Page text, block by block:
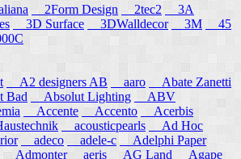
2Form Design 2tec2
3A
3D Surface 3DWalldecor 3M
45
A2 designers AB aaro
Abate Zanetti
Bad
Absolut Lighting
ABV
Accente Accento
Acerbis
acousticpearls
Ad Hoc
adeco adele-c
Adelphi Paper
Admonter aeris AG Land Agape